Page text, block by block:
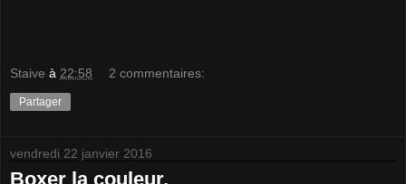
Staive à 22:58 2 commentaires:
Partager
vendredi 22 janvier 2016
Boxer la couleur.